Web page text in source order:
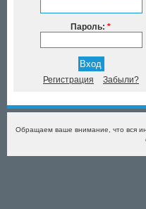
Пароль:*
Регистрация Забыли?
Обращаем ваше внимание, что вся